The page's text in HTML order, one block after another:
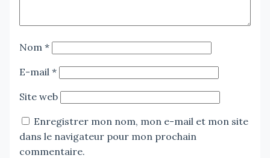
Nom *
E-mail *
Site web
Enregistrer mon nom, mon e-mail et mon site
dans le navigateur pour mon prochain
commentaire.